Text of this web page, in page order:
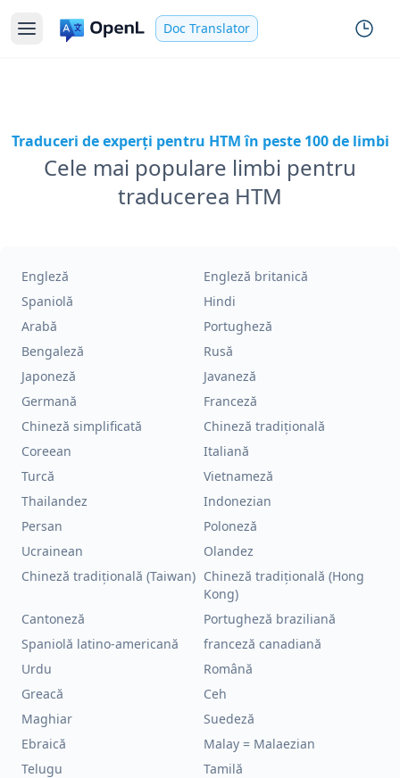
Doc Translator
Traduceri de experți pentru HTM în peste 100 de limbi
Cele mai populare limbi pentru
traducerea HTM
Engleză
Engleză britanică
Spaniolă
Hindi
Arabă
Portugheză
Bengaleză
Rusă
Japoneză
Javaneză
Germană
Franceză
Chineză simplificată
Chineză tradițională
Coreean
Italiană
Turcă
Vietnameză
Thailandez
Indonezian
Persan
Poloneză
Ucrainean
Olandez
Chineză tradițională (Taiwan) Chineză tradițională (Hong
Kong)
Cantoneză
Portugheză braziliană
Spaniolă latino-americană
franceză canadiană
Urdu
Română
Greacă
Ceh
Maghiar
Suedeză
Ebraică
Malay = Malaezian
Telugu
Tamilă